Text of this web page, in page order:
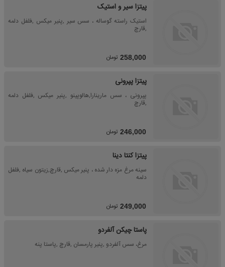
پیتزا سیر و استیک
استیک راسته گوساله ، سس سیر ,پنیر میکس ,فلفل دلمه
,قارچ
258,000 تومان
پیتزا پپرونی
پپرونی ، سس مارینارا,هالوپینو ,پنیر میکس ,فلفل دلمه
,قارچ
246,000 تومان
پیتزا کنتا دینا
سینه مرغ مزه دار شده ، پنیر میکس ,قارچ,زیتون سیاه ,فلفل
دلمه
249,000 تومان
پاستا چیکن آلفردو
مرغ، سس آلفردو ,پنیر پارمسان ,قارچ ,پاستا پنه